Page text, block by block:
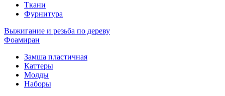
Ткани
Фурнитура
Выжигание и резьба по дереву
Фоамиран
Замша пластичная
Каттеры
Молды
Наборы